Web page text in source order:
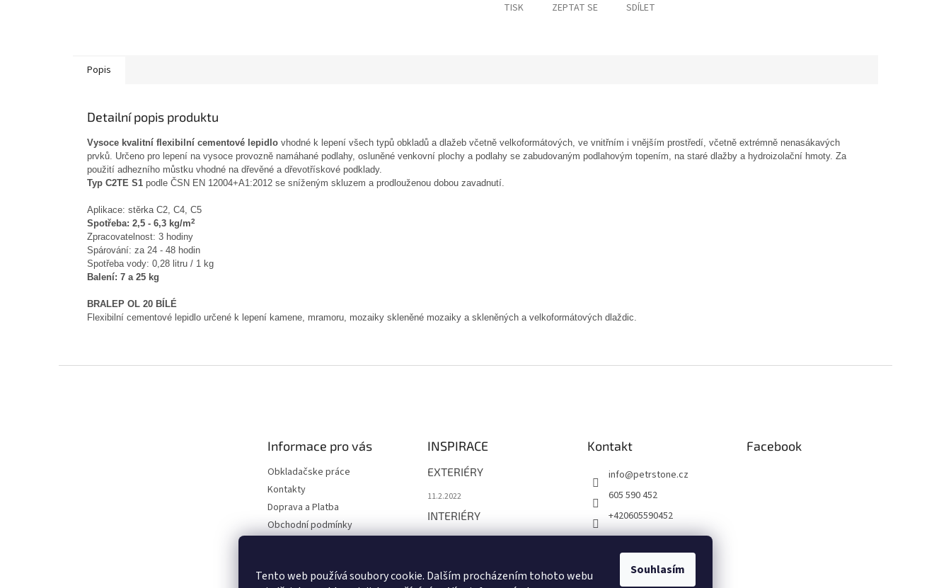
Tento web používá soubory cookie. Dalším procházením tohoto webu
Souhlasím
TISK ZEPTAT SE SDÍLET
Popis
Detailní popis produktu
Vysoce kvalitní flexibilní cementové lepidlo vhodné k lepení všech typů obkladů a dlažeb včetně velkoformátových, ve vnitřním i vnějším prostředí, včetně extrémně nenasákavých
prvků. Určeno pro lepení na vysoce provozně namáhané podlahy, osluněné venkovní plochy a podlahy se zabudovaným podlahovým topením, na staré dlažby a hydroizolační hmoty. Za
použití adhezního můstku vhodné na dřevěné a dřevotřískové podklady.
Typ C2TE S1 podle ČSN EN 12004+A1:2012 se sníženým skluzem a prodlouženou dobou zavadnutí.
Aplikace: stěrka C2, C4, C5
Spotřeba: 2,5 - 6,3 kg/m2
Zpracovatelnost: 3 hodiny
Spárování: za 24 - 48 hodin
Spotřeba vody: 0,28 litru / 1 kg
Balení: 7 a 25 kg
BRALEP OL 20 BÍLÉ
Flexibilní cementové lepidlo určené k lepení kamene, mramoru, mozaiky skleněné mozaiky a skleněných a velkoformátových dlaždic.
Informace pro vás
Obkladačske práce
Kontakty
Doprava a Platba
Obchodní podmínky
Blog
INSPIRACE
EXTERIÉRY
11.2.2022
INTERIÉRY
1.12.2021
Kontakt
info@petrstone.cz
605 590 452
+420605590452
Facebook